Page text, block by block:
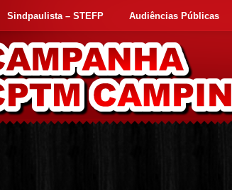
Sindpaulista – STEFP Audiências Públicas